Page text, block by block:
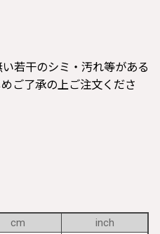
若干のシミ・汚れ等がある
ご了承の上ご注文くださ
cm
inch